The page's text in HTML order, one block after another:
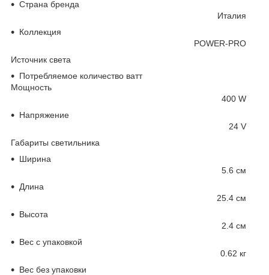
Страна бренда
Италия
Коллекция
POWER-PRO
Источник света
Потребляемое количество ватт
Мощность
400 W
Напряжение
24 V
Габариты светильника
Ширина
5.6 см
Длина
25.4 см
Высота
2.4 см
Вес с упаковкой
0.62 кг
Вес без упаковки